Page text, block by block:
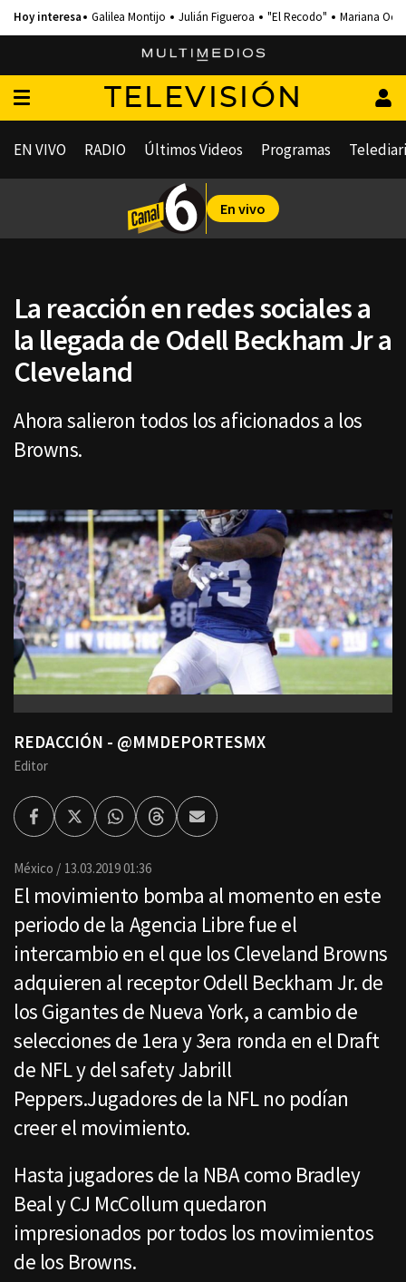
Galilea Montijo Julián Figueroa "El Recodo" Mariana
TELEVISIÓN
EN VIVO RADIO Últimos Videos Programas
En vivo
La reacción en redes sociales a
la llegada de Odell Beckham Jr a
Cleveland
Ahora salieron todos los aficionados a los
Browns.
REDACCIÓN - @MMDEPORTESMX
Editor
FacebookTwitterWhatsappThreadsEnviar
por
México 13.03.2019 01:36
El movimiento bomba al momento en este
periodo de la Agencia Libre fue el
intercambio en el que los Cleveland Browns
adquieren al receptor Odell Beckham Jr. de
los Gigantes de Nueva York, a cambio de
selecciones de 1era y 3era ronda en el Draft
de NFL y del safety Jabrill
Peppers.Jugadores de la NFL no podían
creer el movimiento.
Hasta jugadores de la NBA como Bradley
Beal y CJ McCollum quedaron
impresionados por todos los movimientos
de los Browns.